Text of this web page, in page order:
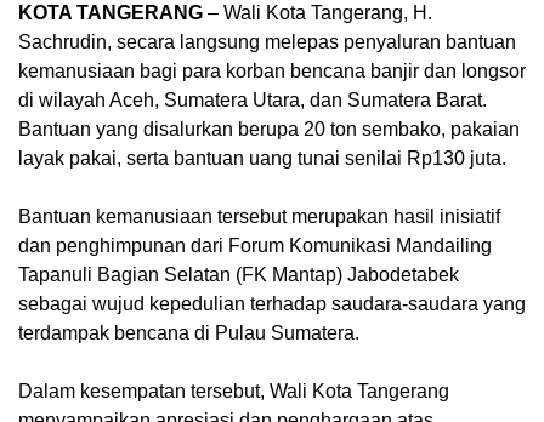
KOTA TANGERANG – Wali Kota Tangerang, H.
Sachrudin, secara langsung melepas penyaluran bantuan
kemanusiaan bagi para korban bencana banjir dan longsor
di wilayah Aceh, Sumatera Utara, dan Sumatera Barat.
Bantuan yang disalurkan berupa 20 ton sembako, pakaian
layak pakai, serta bantuan uang tunai senilai Rp130 juta.
‎Bantuan kemanusiaan tersebut merupakan hasil inisiatif
dan penghimpunan dari Forum Komunikasi Mandailing
Tapanuli Bagian Selatan (FK Mantap) Jabodetabek
sebagai wujud kepedulian terhadap saudara-saudara yang
terdampak bencana di Pulau Sumatera.
‎Dalam kesempatan tersebut, Wali Kota Tangerang